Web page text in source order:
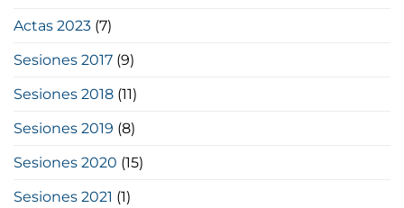
Actas 2023 (7)
Sesiones 2017 (9)
Sesiones 2018 (11)
Sesiones 2019 (8)
Sesiones 2020 (15)
Sesiones 2021 (1)